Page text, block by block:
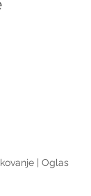
| Oglas